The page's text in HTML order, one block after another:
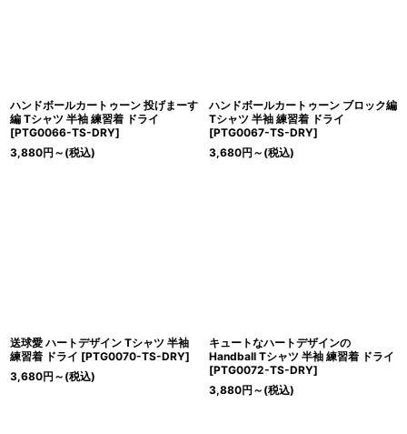
ハンドボールカートゥーン 投げまーす
編 Tシャツ 半袖 練習着 ドライ
[PTG0066-TS-DRY]
3,880円 ～ (税込)
ハンドボールカートゥーン ブロック編
Tシャツ 半袖 練習着 ドライ
[PTG0067-TS-DRY]
3,680円 ～ (税込)
送球愛 ハートデザイン Tシャツ 半袖
練習着 ドライ [PTG0070-TS-DRY]
3,680円 ～ (税込)
キュートなハートデザインの
Handball Tシャツ 半袖 練習着 ドライ
[PTG0072-TS-DRY]
3,880円 ～ (税込)